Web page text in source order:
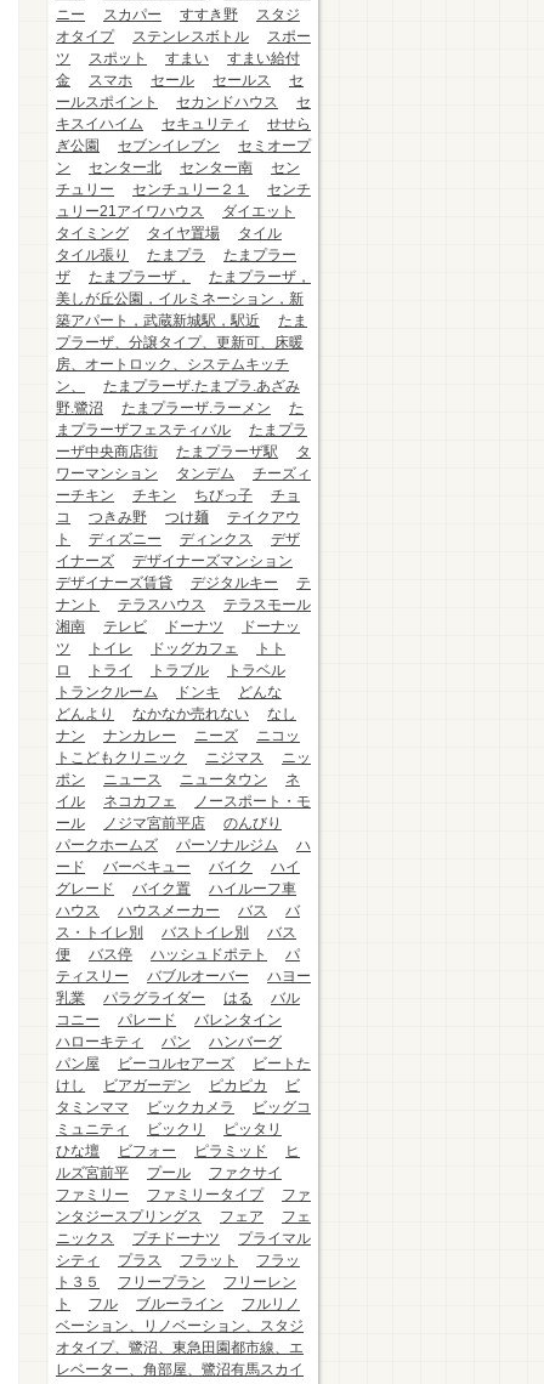
ニー
スカパー すすき野
スタジ
オタイプ
ステンレスボトル
スポー
ツ
スポット すまい
すまい給付
金
スマホ セール セールス
セ
ールスポイント
セカンドハウス
セ
キスイハイム
セキュリティ
せせら
ぎ公園
セブンイレブン
セミオープ
ン
センター北 センター南
セン
チュリー
センチュリー２１
センチ
ュリー21アイワハウス
ダイエット
タイミング
タイヤ置場
タイル
タイル張り
たまプラ
たまプラー
ザ
たまプラーザ，
たまプラーザ，
美しが丘公園，イルミネーション，新
築アパート，武蔵新城駅，駅近
たま
プラーザ、分譲タイプ、更新可、床暖
房、オートロック、システムキッチ
ン、
たまプラーザ.たまプラ.あざみ
野.鷺沼
たまプラーザ.ラーメン
た
まプラーザフェスティバル
たまプラ
ーザ中央商店街
たまプラーザ駅
タ
ワーマンション
タンデム
チーズィ
ーチキン
チキン ちびっ子
チョ
コ
つきみ野 つけ麺
テイクアウ
ト
ディズニー ディンクス
デザ
イナーズ
デザイナーズマンション
デザイナーズ賃貸
デジタルキー
テ
ナント
テラスハウス
テラスモール
湘南
テレビ ドーナツ
ドーナッ
ツ
トイレ ドッグカフェ
トト
ロ
トライ トラブル
トラベル
トランクルーム
ドンキ
どんな
どんより
なかなか売れない
なし
ナン
ナンカレー ニーズ
ニコッ
トこどもクリニック
ニジマス
ニッ
ポン
ニュース ニュータウン
ネ
イル
ネコカフェ
ノースポート・モ
ール
ノジマ宮前平店
のんびり
パークホームズ
パーソナルジム
ハ
ード
バーベキュー バイク
ハイ
グレード
バイク置
ハイルーフ車
ハウス
ハウスメーカー バス
バ
ス・トイレ別
バストイレ別
バス
便
バス停 ハッシュドポテト
パ
ティスリー
バブルオーバー
ハヨー
乳業
パラグライダー はる
バル
コニー
パレード
バレンタイン
ハローキティ
パン
ハンバーグ
パン屋
ビーコルセアーズ
ビートた
けし
ビアガーデン ピカピカ
ビ
タミンママ
ビックカメラ
ビッグコ
ミュニティ
ビックリ
ピッタリ
ひな壇
ビフォー ピラミッド
ヒ
ルズ宮前平
プール
ファクサイ
ファミリー
ファミリータイプ
ファ
ンタジースプリングス
フェア
フェ
ニックス
プチドーナツ
プライマル
シティ
プラス フラット
フラッ
ト３５
フリープラン
フリーレン
ト
フル ブルーライン
フルリノ
ベーション、リノベーション、スタジ
オタイプ、鷺沼、東急田園都市線、エ
レベーター、角部屋、鷺沼有馬スカイ